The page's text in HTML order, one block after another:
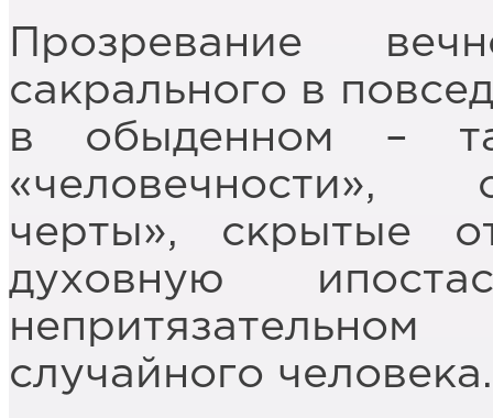
Прозревание
сакрального в
в обыденном –
«человечности»,
черты», скрытые
духовную
случайного человека.